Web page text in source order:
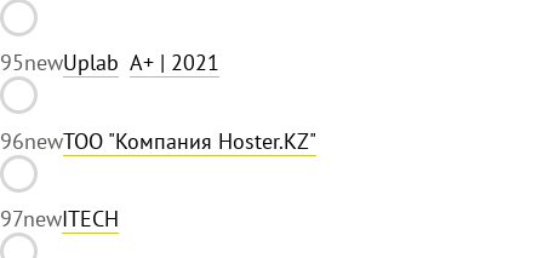
95newUplab A+ | 2021
96newТОО "Компания Hoster.KZ"
97newITECH